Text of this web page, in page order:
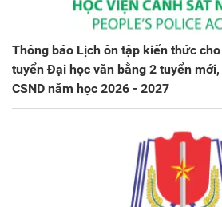
Thông báo Lịch ôn tập kiến thức
tuyển Đại học văn bằng 2 tuyển
CSND năm học 2026 - 2027